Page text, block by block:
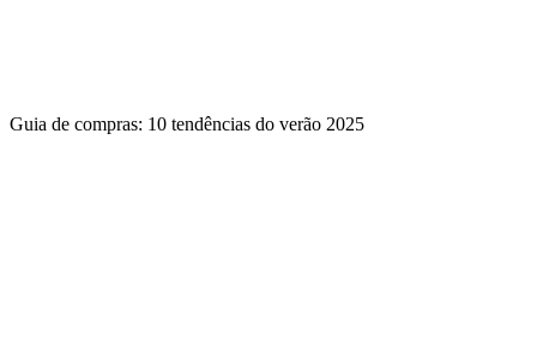
Guia de compras: 10 tendências do verão 2025